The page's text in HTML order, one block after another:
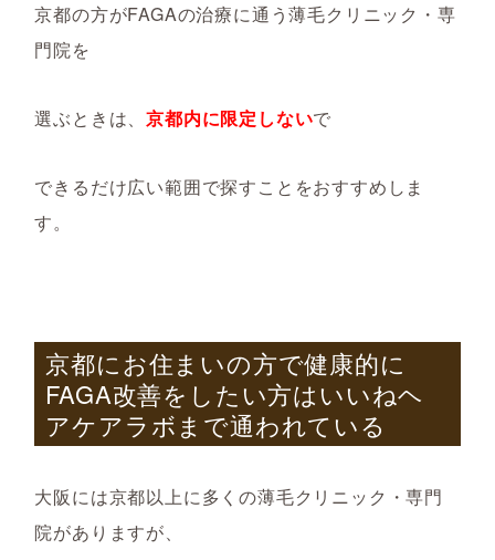
京都の方がFAGAの治療に通う薄毛クリニック・専
門院を
選ぶときは、京都内に限定しないで
できるだけ広い範囲で探すことをおすすめしま
す。
京都にお住まいの方で健康的に
FAGA改善をしたい方はいいねヘ
アケアラボまで通われている
大阪には京都以上に多くの薄毛クリニック・専門
院がありますが、